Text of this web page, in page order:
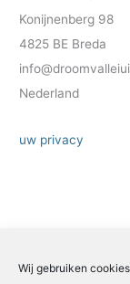
Wij gebruiken
Konijnenberg 98
4825 BE Breda
Nederland
uw privacy
Zoeken